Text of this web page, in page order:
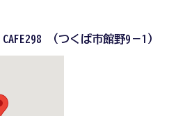
（つくば市館野9－1）